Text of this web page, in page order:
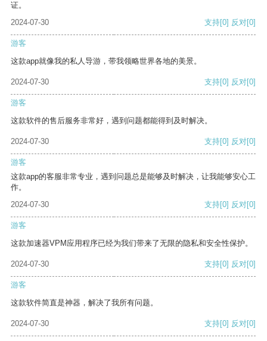
证。
2024-07-30
支持[0] 反对[0]
游客
这款app就像我的私人导游，带我领略世界各地的美景。
2024-07-30 支持[0] 反对[0]
游客
这款软件的售后服务非常好，遇到问题都能得到及时解决。
2024-07-30 支持[0] 反对[0]
游客
这款app的客服非常专业，遇到问题总是能够及时解决，让我能够安心工
作。
2024-07-30
支持[0] 反对[0]
游客
这款加速器VPM应用程序已经为我们带来了无限的隐私和安全性保护。
2024-07-30 支持[0] 反对[0]
游客
这款软件简直是神器，解决了我所有问题。
2024-07-30 支持[0] 反对[0]